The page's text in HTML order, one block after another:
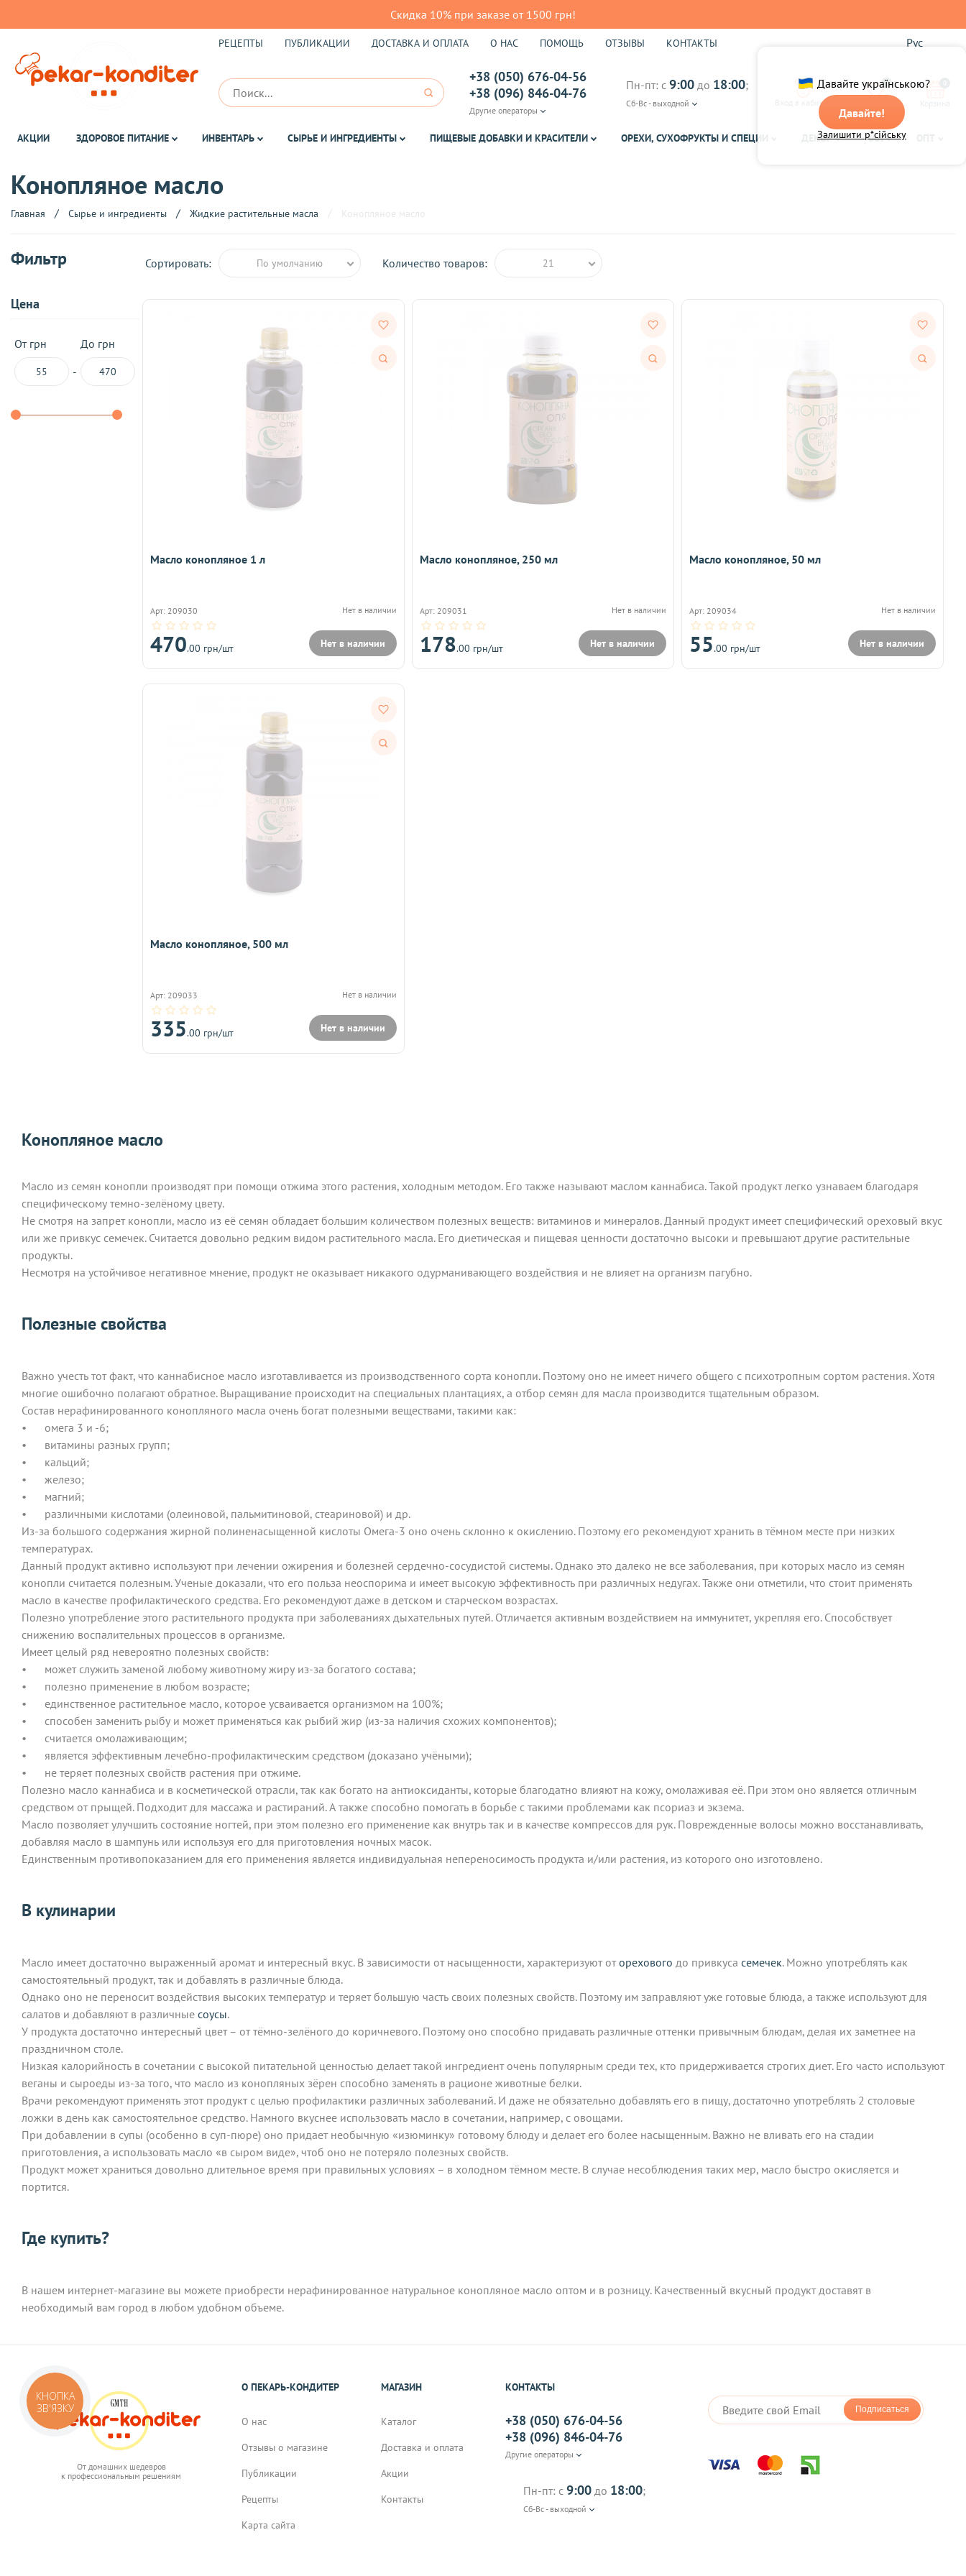
Скидка 10% при заказе от 1500 грн!
Давайте українською?
Давайте!
Залишити р*сійську
РЕЦЕПТЫ ПУБЛИКАЦИИ ДОСТАВКА И ОПЛАТА О НАС ПОМОЩЬ ОТЗЫВЫ КОНТАКТЫ Рус
+38 (050) 676-04-56
+38 (096) 846-04-76
Другие операторы
Пн-пт: с 9:00 до 18:00;
Сб-Вс - выходной Вход в кабинет
0
АКЦИИ ЗДОРОВОЕ ПИТАНИЕ ИНВЕНТАРЬ СЫРЬЕ И ИНГРЕДИЕНТЫ ПИЩЕВЫЕ ДОБАВКИ И КРАСИТЕЛИ ОРЕХИ, СУХОФРУКТЫ И СПЕЦИИ ДЕКОР ЧАЙ
Конопляное масло
Главная Сырье и ингредиенты Жидкие растительные масла
Фильтр
Цена
От грн
-
До грн
Сортировать: По умолчанию Количество товаров: 21
Масло конопляное 1 л
Арт: 209030 Нет в наличии
470.00 грн/шт Нет в наличии
Масло конопляное, 250 мл
Арт: 209031 Нет в наличии
178.00 грн/шт Нет в наличии
Масло конопляное, 50 мл
Арт: 209034 Нет в наличии
55.00 грн/шт Нет в наличии
Масло конопляное, 500 мл
Арт: 209033 Нет в наличии
335.00 грн/шт Нет в наличии
Конопляное масло
Масло из семян конопли производят при помощи отжима этого растения, холодным методом. Его также называют маслом каннабиса. Такой продукт легко узнаваем благодаря
специфическому темно-зелёному цвету.
Не смотря на запрет конопли, масло из её семян обладает большим количеством полезных веществ: витаминов и минералов. Данный продукт имеет специфический ореховый вкус
или же привкус семечек. Считается довольно редким видом растительного масла. Его диетическая и пищевая ценности достаточно высоки и превышают другие растительные
продукты.
Несмотря на устойчивое негативное мнение, продукт не оказывает никакого одурманивающего воздействия и не влияет на организм пагубно.
Полезные свойства
Важно учесть тот факт, что каннабисное масло изготавливается из производственного сорта конопли. Поэтому оно не имеет ничего общего с психотропным сортом растения. Хотя
многие ошибочно полагают обратное. Выращивание происходит на специальных плантациях, а отбор семян для масла производится тщательным образом.
Состав нерафинированного конопляного масла очень богат полезными веществами, такими как:
•
омега 3 и -6;
•
витамины разных групп;
•
кальций;
•
железо;
•
магний;
•
различными кислотами (олеиновой, пальмитиновой, стеариновой) и др.
Из-за большого содержания жирной полиненасыщенной кислоты Омега-3 оно очень склонно к окислению. Поэтому его рекомендуют хранить в тёмном месте при низких
температурах.
Данный продукт активно используют при лечении ожирения и болезней сердечно-сосудистой системы. Однако это далеко не все заболевания, при которых масло из семян
конопли считается полезным. Ученые доказали, что его польза неоспорима и имеет высокую эффективность при различных недугах. Также они отметили, что стоит применять
масло в качестве профилактического средства. Его рекомендуют даже в детском и старческом возрастах.
Полезно употребление этого растительного продукта при заболеваниях дыхательных путей. Отличается активным воздействием на иммунитет, укрепляя его. Способствует
снижению воспалительных процессов в организме.
Имеет целый ряд невероятно полезных свойств:
•
может служить заменой любому животному жиру из-за богатого состава;
•
полезно применение в любом возрасте;
•
единственное растительное масло, которое усваивается организмом на 100%;
•
способен заменить рыбу и может применяться как рыбий жир (из-за наличия схожих компонентов);
•
считается омолаживающим;
•
является эффективным лечебно-профилактическим средством (доказано учёными);
•
не теряет полезных свойств растения при отжиме.
Полезно масло каннабиса и в косметической отрасли, так как богато на антиоксиданты, которые благодатно влияют на кожу, омолаживая её. При этом оно является отличным
средством от прыщей. Подходит для массажа и растираний. А также способно помогать в борьбе с такими проблемами как псориаз и экзема.
Масло позволяет улучшить состояние ногтей, при этом полезно его применение как внутрь так и в качестве компрессов для рук. Поврежденные волосы можно восстанавливать,
добавляя масло в шампунь или используя его для приготовления ночных масок.
Единственным противопоказанием для его применения является индивидуальная непереносимость продукта и/или растения, из которого оно изготовлено.
В кулинарии
Масло имеет достаточно выраженный аромат и интересный вкус. В зависимости от насыщенности, характеризуют оторехового до привкуса семечек. Можно употреблять как
самостоятельный продукт, так и добавлять в различные блюда.
Однако оно не переносит воздействия высоких температур и теряет большую часть своих полезных свойств. Поэтому им заправляют уже готовые блюда, а также используют для
салатов и добавляют в различные соусы.
У продукта достаточно интересный цвет – от тёмно-зелёного до коричневого. Поэтому оно способно придавать различные оттенки привычным блюдам, делая их заметнее на
праздничном столе.
Низкая калорийность в сочетании с высокой питательной ценностью делает такой ингредиент очень популярным среди тех, кто придерживается строгих диет. Его часто используют
веганы и сыроеды из-за того, что масло из конопляных зёрен способно заменять в рационе животные белки.
Врачи рекомендуют применять этот продукт с целью профилактики различных заболеваний. И даже не обязательно добавлять его в пищу, достаточно употреблять 2 столовые
ложки в день как самостоятельное средство. Намного вкуснее использовать масло в сочетании, например, с овощами.
При добавлении в супы (особенно в суп-пюре) оно придает необычную «изюминку» готовому блюду и делает его более насыщенным. Важно не вливать его на стадии
приготовления, а использовать масло «в сыром виде», чтоб оно не потеряло полезных свойств.
Продукт может храниться довольно длительное время при правильных условиях – в холодном тёмном месте. В случае несоблюдения таких мер, масло быстро окисляется и
портится.
Где купить?
В нашем интернет-магазине вы можете приобрести нерафинированное натуральное конопляное масло оптом и в розницу. Качественный вкусный продукт доставят в
необходимый вам город в любом удобном объеме.
От домашних шедевров
к профессиональным решениям
О ПЕКАРЬ-КОНДИТЕР
О нас
Отзывы о магазине
Публикации
Рецепты
Карта сайта
МАГАЗИН
Каталог
Доставка и оплата
Акции
Контакты
КОНТАКТЫ
+38 (050) 676-04-56
+38 (096) 846-04-76
Другие операторы
Пн-пт: с 9:00до 18:00;
Сб-Вс - выходной
Подписаться
КНОПКА
ЗВ'ЯЗКУ